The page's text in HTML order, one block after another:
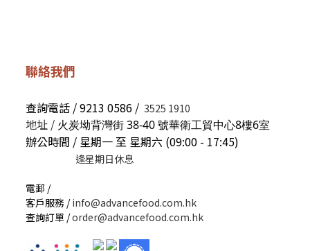
聯絡我們
查詢電話 / 9213 0586 / 3525 1910
地址 / 火炭坳背灣街 38-40 號華衛工貿中心8樓6室
辦公時間 / 星期一 至 星期六 (09:00 - 17:45)
逢星期日休息
電郵 /
客戶服務 /info@advancefood.com.hk
查詢訂單 /order@advancefood.com.hk